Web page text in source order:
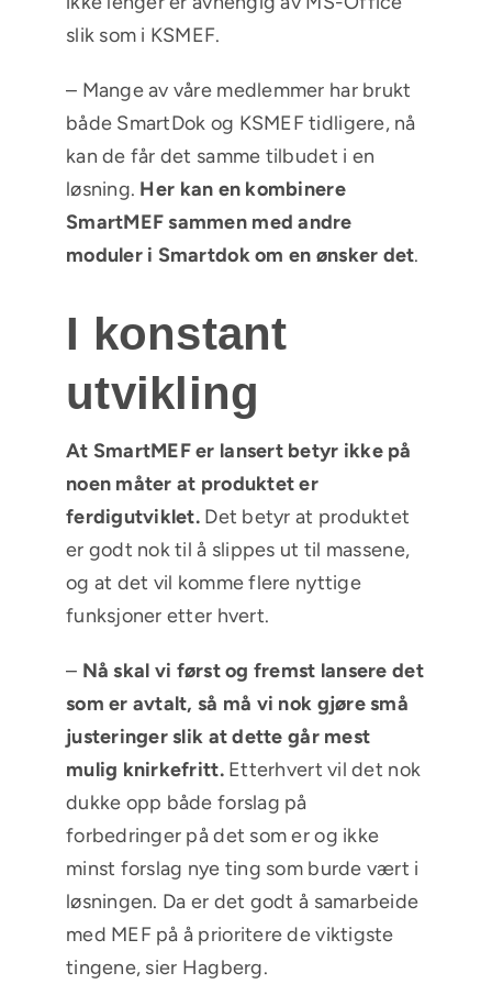
slik som i KSMEF.
– Mange av våre medlemmer har brukt
både SmartDok og KSMEF tidligere, nå
kan de får det samme tilbudet i en
løsning. Her kan en kombinere
SmartMEF sammen med andre
moduler i Smartdok om en ønsker det.
I konstant
utvikling
At SmartMEF er lansert betyr ikke på
noen måter at produktet er
ferdigutviklet. Det betyr at produktet
er godt nok til å slippes ut til massene,
og at det vil komme flere nyttige
funksjoner etter hvert.
– Nå skal vi først og fremst lansere det
som er avtalt, så må vi nok gjøre små
justeringer slik at dette går mest
mulig knirkefritt.Etterhvert vil det nok
dukke opp både forslag på
forbedringer på det som er og ikke
minst forslag nye ting som burde vært i
løsningen. Da er det godt å samarbeide
med MEF på å prioritere de viktigste
tingene, sier Hagberg.